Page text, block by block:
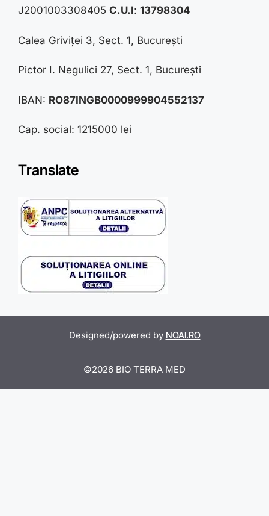
J2001003308405 C.U.I: 13798304
Calea Griviței 3, Sect. 1, București
Pictor I. Negulici 27, Sect. 1, București
IBAN: RO87INGB0000999904552137
Cap. social: 1215000 lei
Translate
Designed/powered by NOAI.RO
©2026 BIO TERRA MED